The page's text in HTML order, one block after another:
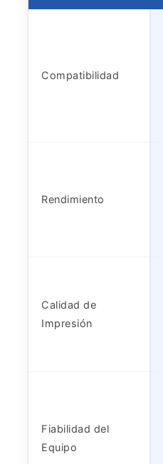
Compatibilidad
Rendimiento
Calidad de
Impresión
Fiabilidad del
Equipo